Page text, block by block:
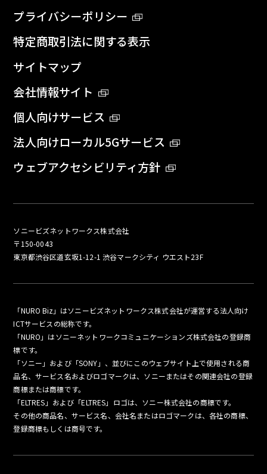
プライバシーポリシー
特定商取引法に関する表示
サイトマップ
会社情報サイト
個人向けサービス
法人向けローカル5Gサービス
ウェブアクセシビリティ方針
ソニービズネットワークス株式会社
〒150-0043
東京都渋谷区道玄坂1-12-1 渋谷マークシティ ウエスト23F
「NURO Biz」はソニービズネットワークス株式会社が運営する法人向け
ICTサービスの総称です。
「NURO」はソニーネットワークコミュニケーションズ株式会社の登録商
標です。
「ソニー」および「SONY」、並びにこのウェブサイト上で使用される商
品名、サービス名およびロゴマークは、ソニーまたはその関連会社の登録
商標または商標です。
「ELTRES」および「ELTRES」ロゴは、ソニー株式会社の商標です。
その他の商品名、サービス名、会社名またはロゴマークは、各社の商標、
登録商標もしくは商号です。